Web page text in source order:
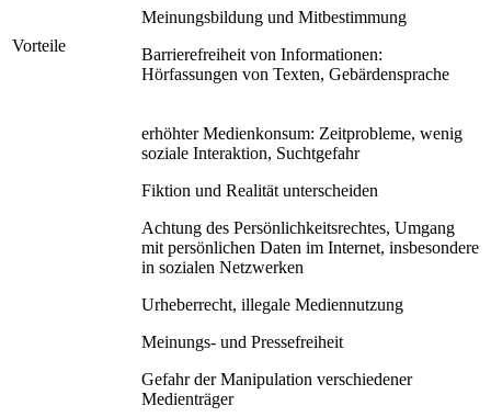
Vorteile
Meinungsbildung und Mitbestimmung
Barrierefreiheit von Informationen:
Hörfassungen von Texten, Gebärdensprache
erhöhter Medienkonsum: Zeitprobleme, wenig
soziale Interaktion, Suchtgefahr
Fiktion und Realität unterscheiden
Achtung des Persönlichkeitsrechtes, Umgang
mit persönlichen Daten im Internet, insbesondere
in sozialen Netzwerken
Urheberrecht, illegale Mediennutzung
Meinungs- und Pressefreiheit
Gefahr der Manipulation verschiedener
Medienträger